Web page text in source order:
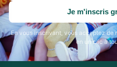
email
Je m'inscris
En vous inscrivant, vous acceptez de
en un clic à